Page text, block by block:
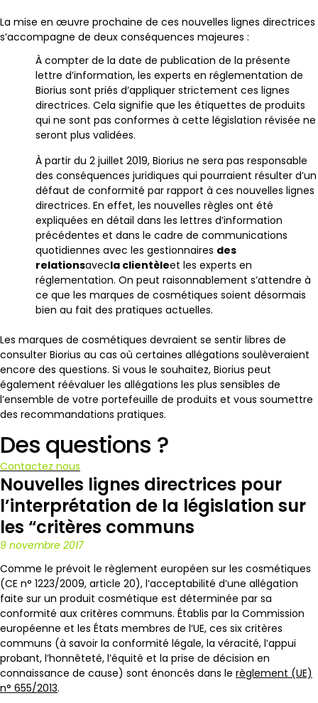
La mise en œuvre prochaine de ces nouvelles lignes directrices
s’accompagne de deux conséquences majeures :
À compter de la date de publication de la présente
lettre d’information, les experts en réglementation de
Biorius sont priés d’appliquer strictement ces lignes
directrices. Cela signifie que les étiquettes de produits
qui ne sont pas conformes à cette législation révisée ne
seront plus validées.
À partir du 2 juillet 2019, Biorius ne sera pas responsable
des conséquences juridiques qui pourraient résulter d’un
défaut de conformité par rapport à ces nouvelles lignes
directrices. En effet, les nouvelles règles ont été
expliquées en détail dans les lettres d’information
précédentes et dans le cadre de communications
quotidiennes avec les gestionnaires des
relationsavecla clientèleet les experts en
réglementation. On peut raisonnablement s’attendre à
ce que les marques de cosmétiques soient désormais
bien au fait des pratiques actuelles.
Les marques de cosmétiques devraient se sentir libres de
consulter Biorius au cas où certaines allégations soulèveraient
encore des questions. Si vous le souhaitez, Biorius peut
également réévaluer les allégations les plus sensibles de
l’ensemble de votre portefeuille de produits et vous soumettre
des recommandations pratiques.
Des questions ?
Contactez nous
Nouvelles lignes directrices pour
l’interprétation de la législation sur
les “critères communs
9 novembre 2017
Comme le prévoit le règlement européen sur les cosmétiques
(CE n° 1223/2009, article 20), l’acceptabilité d’une allégation
faite sur un produit cosmétique est déterminée par sa
conformité aux critères communs. Établis par la Commission
européenne et les États membres de l’UE, ces six critères
communs (à savoir la conformité légale, la véracité, l’appui
probant, l’honnêteté, l’équité et la prise de décision en
connaissance de cause) sont énoncés dans le règlement (UE)
n° 655/2013.